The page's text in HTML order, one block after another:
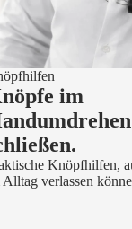
im
Knöpfhilfen,
Alltag verlassen